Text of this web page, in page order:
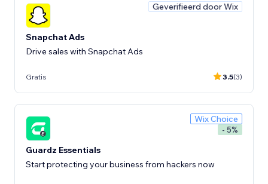
Geverifieerd door Wix
Snapchat Ads
Drive sales with Snapchat Ads
Gratis 3.5(3)
Wix Choice
- 5%
Guardz Essentials
Start protecting your business from hackers now